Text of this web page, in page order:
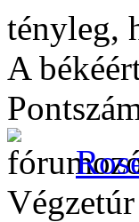
tényleg,
A